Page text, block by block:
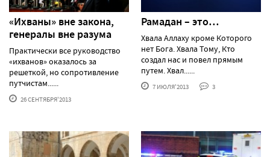
«Ихваны» вне закона,
генералы вне разума
Практически все руководство
«ихванов» оказалось за
решеткой, но сопротивление
путчистам......
26 СЕНТЯБРЯ'2013
Рамадан – это…
Хвала Аллаху кроме Которого
нет Бога. Хвала Тому, Кто
создал нас и повел прямым
путем. Хвал......
7 ИЮЛЯ'2013 3